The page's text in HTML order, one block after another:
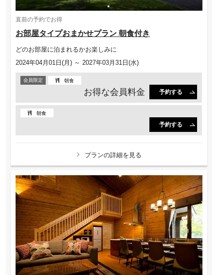
直前の予約でお得
お部屋タイプおまかせプラン 朝食付き
どのお部屋に泊まれるかお楽しみに
2024年04月01日(月) ～ 2027年03月31日(水)
会員限定 朝食
お得な会員料金 予約する
朝食
予約する
プランの詳細を見る